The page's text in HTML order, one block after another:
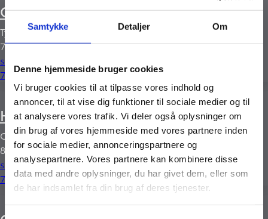
Samtykke Detaljer Om
Denne hjemmeside bruger cookies
Vi bruger cookies til at tilpasse vores indhold og
annoncer, til at vise dig funktioner til sociale medier og til
at analysere vores trafik. Vi deler også oplysninger om
din brug af vores hjemmeside med vores partnere inden
for sociale medier, annonceringspartnere og
analysepartnere. Vores partnere kan kombinere disse
data med andre oplysninger, du har givet dem, eller som
de har indsamlet fra din brug af deres tjenester.
Give
Tykhøjetvej 2
7323 Give
salg.give@atbiler.dk
75 73 18 00
Horsens
Orionvej 1
8700 Horsens
salg.horsens@atbiler.dk
75 62 00 11